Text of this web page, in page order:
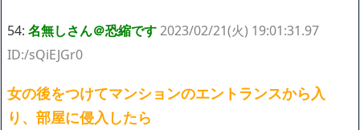
54: 名無しさん＠恐縮です2023/02/21(火) 19:01:31.97
ID:/sQiEJGr0
女の後をつけてマンションのエントランスから入
り、部屋に侵入したら